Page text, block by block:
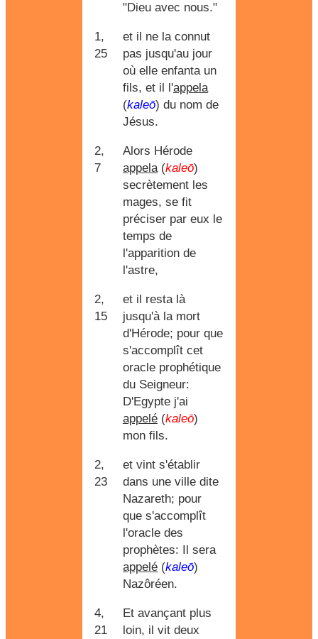
"Dieu avec nous."
1,
25
et il ne la connut
pas jusqu'au jour
où elle enfanta un
fils, et il l'appela
(kaleō) du nom de
Jésus.
2,
7
Alors Hérode
appela(kaleō)
secrètement les
mages, se fit
préciser par eux le
temps de
l'apparition de
l'astre,
2,
15
et il resta là
jusqu'à la mort
d'Hérode; pour que
s'accomplît cet
oracle prophétique
du Seigneur:
D'Egypte j'ai
appelé (kaleō)
mon fils.
2,
23
et vint s'établir
dans une ville dite
Nazareth; pour
que s'accomplît
l'oracle des
prophètes: Il sera
appelé (kaleō)
Nazôréen.
4,
21
Et avançant plus
loin, il vit deux